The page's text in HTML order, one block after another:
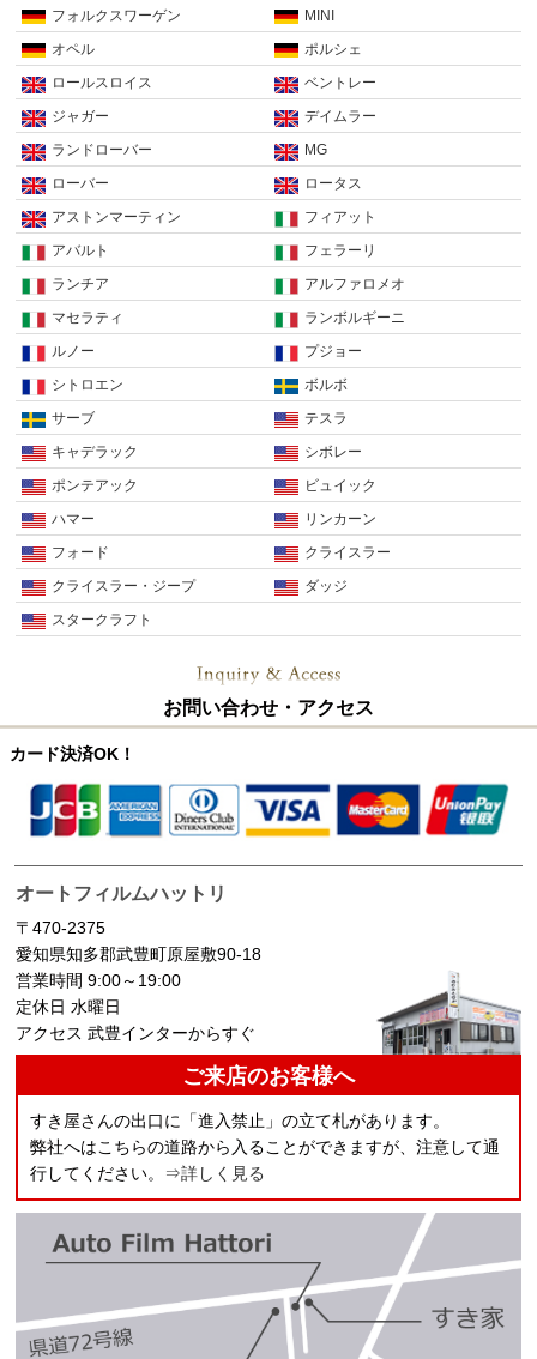
フォルクスワーゲン
MINI
オペル
ポルシェ
ロールスロイス
ベントレー
ジャガー
デイムラー
ランドローバー
MG
ローバー
ロータス
アストンマーティン
フィアット
アバルト
フェラーリ
ランチア
アルファロメオ
マセラティ
ランボルギーニ
ルノー
プジョー
シトロエン
ボルボ
サーブ
テスラ
キャデラック
シボレー
ポンテアック
ビュイック
ハマー
リンカーン
フォード
クライスラー
クライスラー・ジープ
ダッジ
スタークラフト
お問い合わせ・アクセス
カード決済OK！
オートフィルムハットリ
〒470-2375
愛知県知多郡武豊町原屋敷90-18
営業時間 9:00～19:00
定休日 水曜日
アクセス 武豊インターからすぐ
ご来店のお客様へ
すき屋さんの出口に「進入禁止」の立て札があります。
弊社へはこちらの道路から入ることができますが、注意して通
行してください。 ⇒詳しく見る